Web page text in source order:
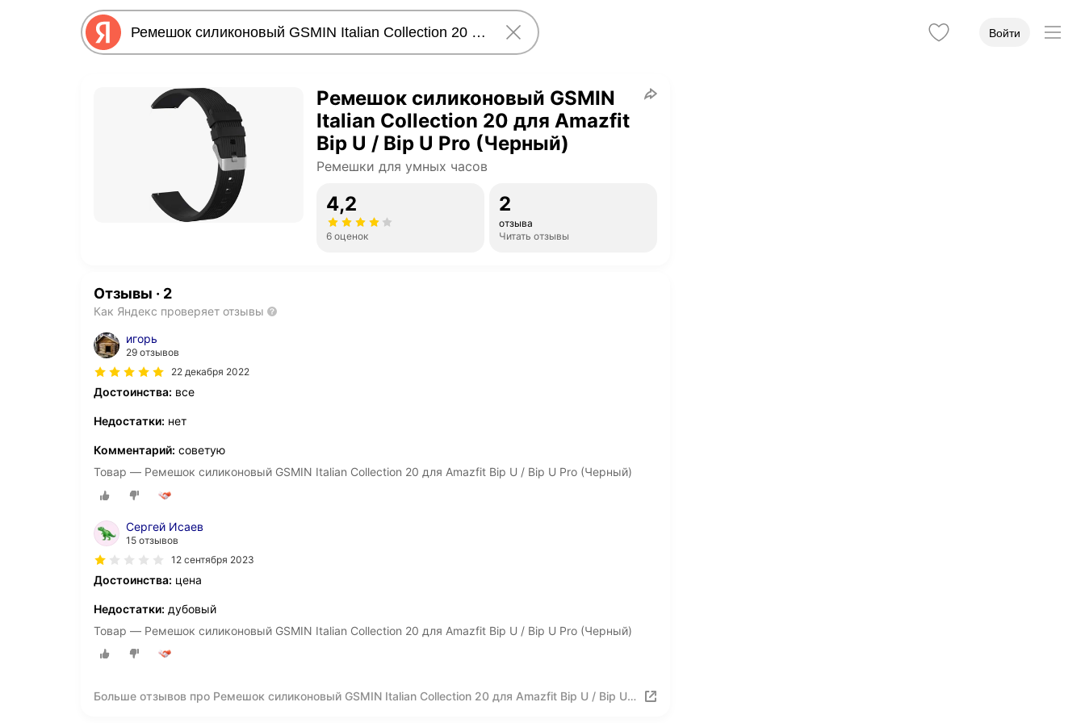
Войти
Ремешок силиконовый GSMIN
Italian Collection 20 для Amazfit
Bip U / Bip U Pro (Черный)
Ремешки для умных часов
4,2
6 оценок
2
отзыва
Читать отзывы
Отзывы · 2
Как Яндекс проверяет отзывы
игорь
29 отзывов
22 декабря 2022
Достоинства: все
Недостатки: нет
Комментарий: советую
Товар — Ремешок силиконовый GSMIN Italian Collection 20 для Amazfit Bip U / Bip U Pro (Черный)
Сергей Исаев
15 отзывов
12 сентября 2023
Достоинства: цена
Недостатки: дубовый
Товар — Ремешок силиконовый GSMIN Italian Collection 20 для Amazfit Bip U / Bip U Pro (Черный)
Больше отзывов про Ремешок силиконовый GSMIN Italian Collection 20 для Amazfit Bip U / Bip U